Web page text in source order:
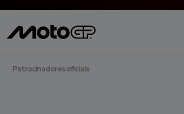
Patrocinadores oficiais